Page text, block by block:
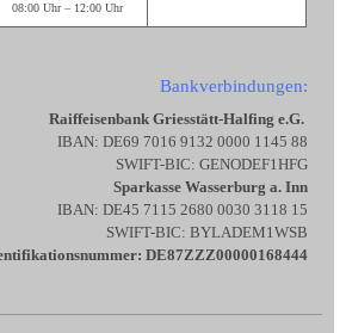
08:00 Uhr – 12:00 Uhr
Bankverbindungen:
Raiffeisenbank Griesstätt-Halfing e.G.
IBAN: DE69 7016 9132 0000 1145 88
SWIFT-BIC: GENODEF1HFG
Sparkasse Wasserburg a. Inn
IBAN: DE45 7115 2680 0030 3118 15
SWIFT-BIC: BYLADEM1WSB
DE87ZZZ00000168444